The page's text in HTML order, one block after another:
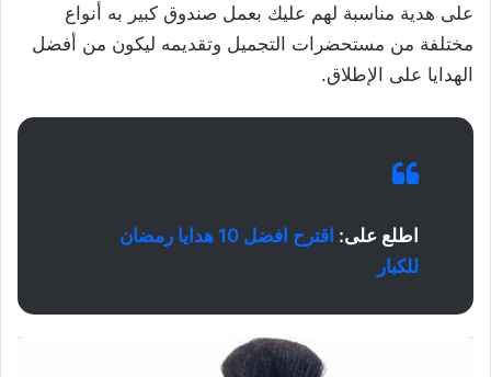
على هدية مناسبة لهم عليك بعمل صندوق كبير به أنواع
مختلفة من مستحضرات التجميل وتقديمه ليكون من أفضل
الهدايا على الإطلاق.
اطلع على:
اقترح افضل 10 هدايا رمضان
للكبار